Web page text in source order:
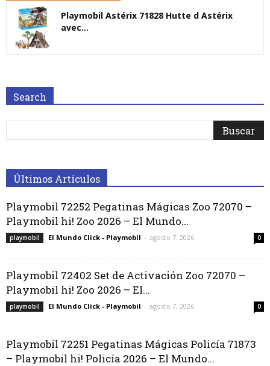
Playmobil Astérix 71828 Hutte d Astérix
avec...
Search
Últimos Artículos
Playmobil 72252 Pegatinas Mágicas Zoo 72070 –
Playmobil hi! Zoo 2026 – El Mundo...
playmobil El Mundo Click - Playmobil - agosto 7, 2026 0
Playmobil 72402 Set de Activación Zoo 72070 –
Playmobil hi! Zoo 2026 – El...
playmobil El Mundo Click - Playmobil - agosto 7, 2026 0
Playmobil 72251 Pegatinas Mágicas Policía 71873
– Playmobil hi! Policía 2026 – El Mundo...